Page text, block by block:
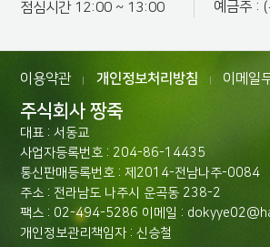
점심시간 12:00 ~ 13:00
예금주 :
이용약관 개인정보처리방침 이메일
주식회사 짱죽
대표 : 서동교
사업자등록번호 : 204-86-14435
통신판매등록번호 : 제2014-전남나주-0084
주소 : 전라남도 나주시 운곡동 238-2
팩스 : 02-494-5286 이메일 :
개인정보관리책임자 : 신승철